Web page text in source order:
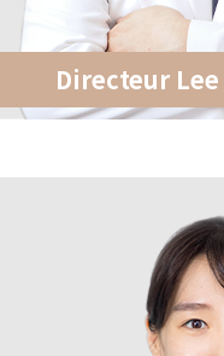
Directeur